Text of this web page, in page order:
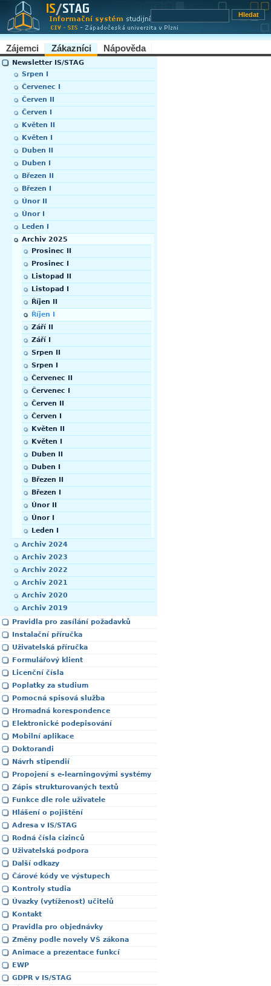
Zájemci Zákazníci Nápověda
Newsletter IS/STAG
Srpen I
Červenec I
Červen II
Červen I
Květen II
Květen I
Duben II
Duben I
Březen II
Březen I
Únor II
Únor I
Leden I
Archiv 2025
Prosinec II
Prosinec I
Listopad II
Listopad I
Říjen II
Říjen I
Září II
Září I
Srpen II
Srpen I
Červenec II
Červenec I
Červen II
Červen I
Květen II
Květen I
Duben II
Duben I
Březen II
Březen I
Únor II
Únor I
Leden I
Archiv 2024
Archiv 2023
Archiv 2022
Archiv 2021
Archiv 2020
Archiv 2019
Pravidla pro zasílání požadavků
Instalační příručka
Uživatelská příručka
Formulářový klient
Licenční čísla
Poplatky za studium
Pomocná spisová služba
Hromadná korespondence
Elektronické podepisování
Mobilní aplikace
Doktorandi
Návrh stipendií
Propojení s e-learningovými systémy
Zápis strukturovaných textů
Funkce dle role uživatele
Hlášení o pojištění
Adresa v IS/STAG
Rodná čísla cizinců
Uživatelská podpora
Další odkazy
Čárové kódy ve výstupech
Kontroly studia
Úvazky (vytíženost) učitelů
Kontakt
Pravidla pro objednávky
Změny podle novely VŠ zákona
Animace a prezentace funkcí
EWP
GDPR v IS/STAG